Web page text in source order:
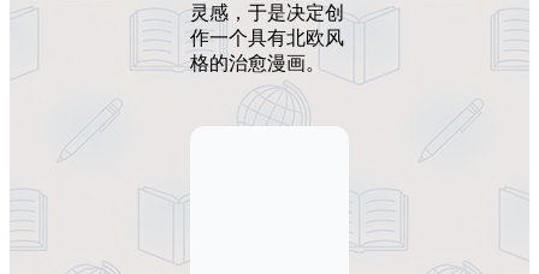
灵感，于是决定创
作一个具有北欧风
格的治愈漫画。